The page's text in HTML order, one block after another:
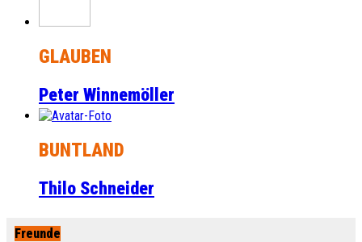
GLAUBEN
Peter Winnemöller
BUNTLAND
Thilo Schneider
Freunde